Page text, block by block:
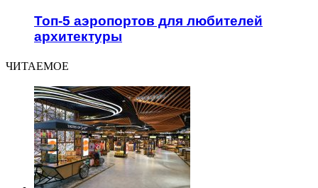
Топ-5 аэропортов для любителей
архитектуры
ЧИТАЕМОЕ